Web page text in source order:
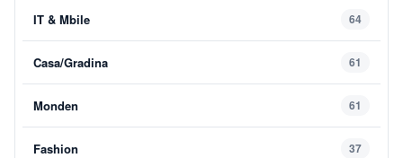
IT & Mbile 64
Casa/Gradina 61
Monden 61
Fashion 37